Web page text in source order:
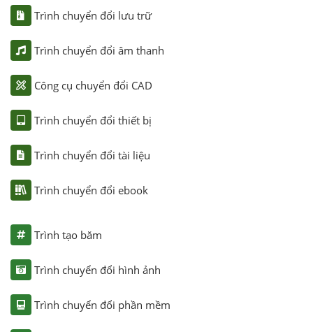
Trình chuyển đổi lưu trữ
Trình chuyển đổi âm thanh
Công cụ chuyển đổi CAD
Trình chuyển đổi thiết bị
Trình chuyển đổi tài liệu
Trình chuyển đổi ebook
Trình tạo băm
Trình chuyển đổi hình ảnh
Trình chuyển đổi phần mềm